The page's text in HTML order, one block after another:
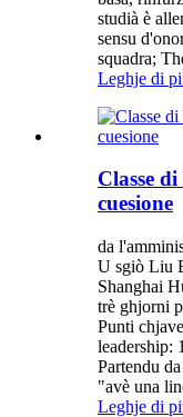
studià è
sensu
squadra;
Leghje di
Classe
cuesione
da
U sgiò Liu
Shanghai
trè ghjorni
Punti
leadership:
Partendu
"avè una
Leghje di